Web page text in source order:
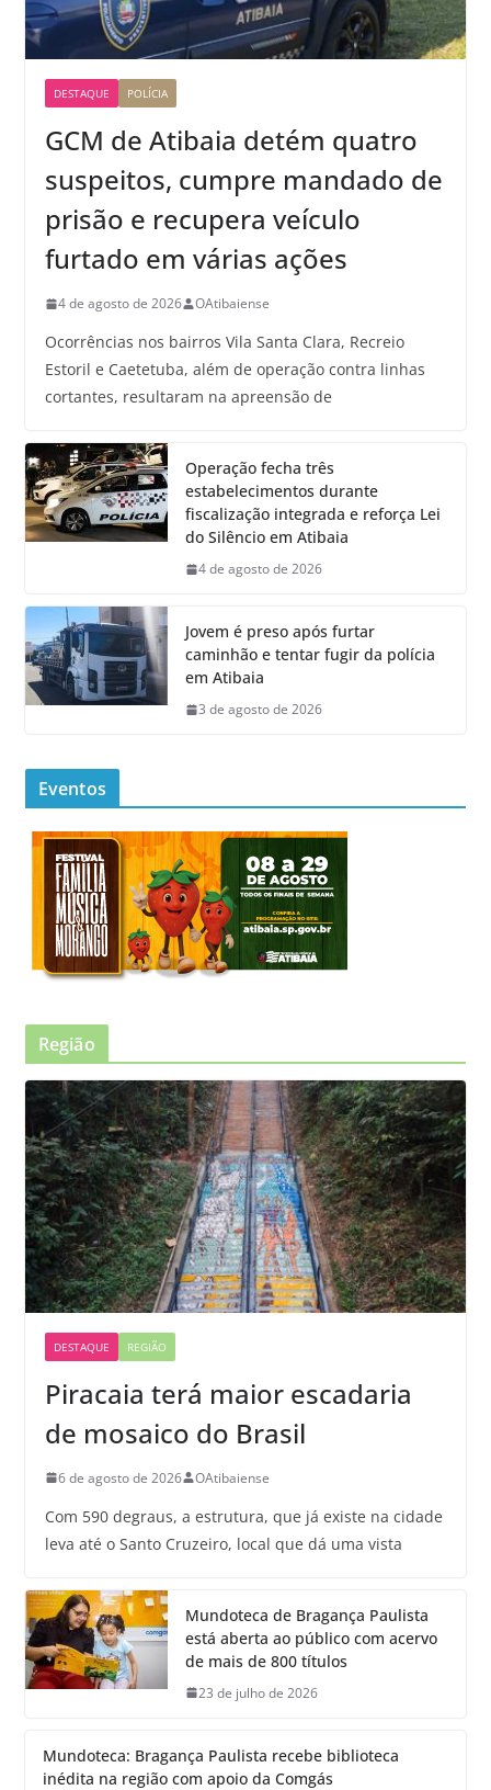
DESTAQUE POLÍCIA
GCM de Atibaia detém quatro
suspeitos, cumpre mandado de
prisão e recupera veículo
furtado em várias ações
4 de agosto de 2026 OAtibaiense
Ocorrências nos bairros Vila Santa Clara, Recreio
Estoril e Caetetuba, além de operação contra linhas
cortantes, resultaram na apreensão de
Operação fecha três
estabelecimentos durante
fiscalização integrada e reforça Lei
do Silêncio em Atibaia
4 de agosto de 2026
Jovem é preso após furtar
caminhão e tentar fugir da polícia
em Atibaia
3 de agosto de 2026
Eventos
Região
DESTAQUE REGIÃO
Piracaia terá maior escadaria
de mosaico do Brasil
6 de agosto de 2026 OAtibaiense
Com 590 degraus, a estrutura, que já existe na cidade
leva até o Santo Cruzeiro, local que dá uma vista
Mundoteca de Bragança Paulista
está aberta ao público com acervo
de mais de 800 títulos
23 de julho de 2026
Mundoteca: Bragança Paulista recebe biblioteca
inédita na região com apoio da Comgás